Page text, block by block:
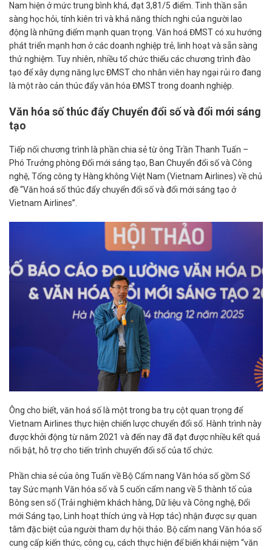
Nam hiện ở mức trung bình khá, đạt 3,81/5 điểm. Tinh thần sẵn
sàng học hỏi, tính kiên trì và khả năng thích nghi của người lao
động là những điểm mạnh quan trọng. Văn hoá ĐMST có xu hướng
phát triển mạnh hơn ở các doanh nghiệp trẻ, linh hoạt và sẵn sàng
thử nghiệm. Tuy nhiên, nhiều tổ chức thiếu các chương trình đào
tạo để xây dựng năng lực ĐMST cho nhân viên hay ngại rủi ro đang
là một rào cản thúc đẩy văn hóa ĐMST trong doanh nghiệp.
Văn hóa số thúc đẩy Chuyển đổi số và đổi mới sáng
tạo
Tiếp nối chương trình là phần chia sẻ từ ông Trần Thanh Tuấn –
Phó Trưởng phòng Đổi mới sáng tạo, Ban Chuyển đổi số và Công
nghệ, Tổng công ty Hàng không Việt Nam (Vietnam Airlines) về chủ
đề “Văn hoá số thúc đẩy chuyển đổi số và đổi mới sáng tạo ở
Vietnam Airlines”.
Ông cho biết, văn hoá số là một trong ba trụ cột quan trọng để
Vietnam Airlines thực hiện chiến lược chuyển đổi số. Hành trình này
được khởi động từ năm 2021 và đến nay đã đạt được nhiều kết quả
nổi bật, hỗ trợ cho tiến trình chuyển đổi số của tổ chức.
Phần chia sẻ của ông Tuấn về Bộ Cẩm nang Văn hóa số gồm Sổ
tay Sức mạnh Văn hóa số và 5 cuốn cẩm nang về 5 thành tố của
Bông sen số (Trải nghiệm khách hàng, Dữ liệu và Công nghệ, Đổi
mới Sáng tạo, Linh hoạt thích ứng và Hợp tác) nhận được sự quan
tâm đặc biệt của người tham dự hội thảo. Bộ cẩm nang Văn hóa số
cung cấp kiến thức, công cụ, cách thực hiện để biến khái niệm “văn